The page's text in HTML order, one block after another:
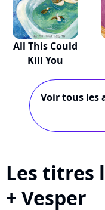
All This Could
Kill You
Voir tous les
Les titres
+ Vesper